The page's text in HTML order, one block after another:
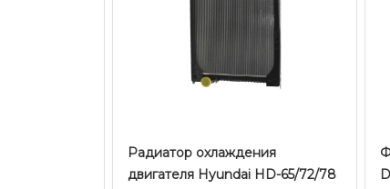
Радиатор охлаждения
двигателя Hyundai HD-65/72/78